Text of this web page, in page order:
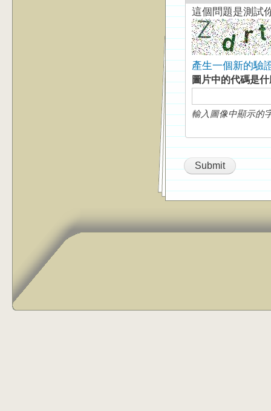
這個問題是測試
產生一個新的驗
圖片中的代碼是
輸入圖像中顯示的